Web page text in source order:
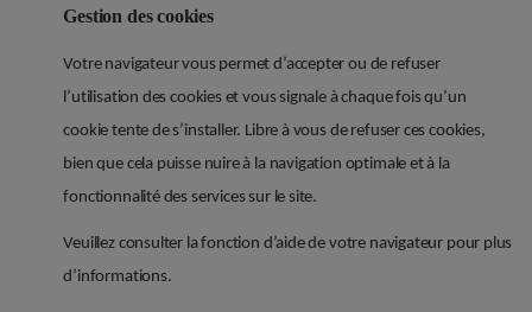
Gestion des cookies
Votre navigateur vous permet d’accepter ou de refuser
l’utilisation des cookies et vous signale à chaque fois qu’un
cookie tente de s’installer. Libre à vous de refuser ces cookies,
bien que cela puisse nuire à la navigation optimale et à la
fonctionnalité des services sur le site.
Veuillez consulter la fonction d’aide de votre navigateur pour plus
d’informations.